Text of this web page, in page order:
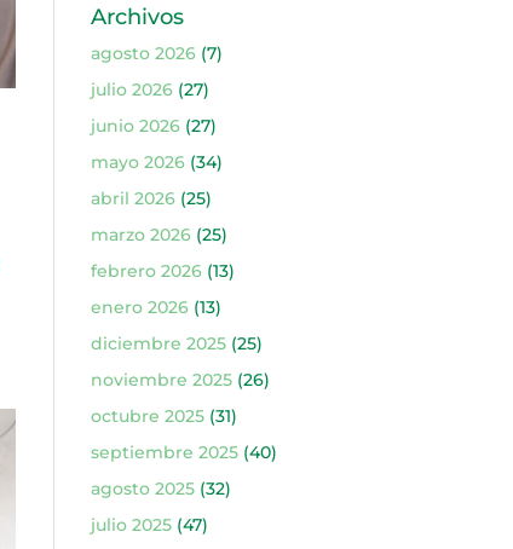
Archivos
agosto 2026(7)
julio 2026(27)
junio 2026(27)
mayo 2026(34)
abril 2026(25)
marzo 2026(25)
febrero 2026(13)
enero 2026(13)
diciembre 2025(25)
noviembre 2025(26)
octubre 2025(31)
septiembre 2025(40)
agosto 2025(32)
julio 2025(47)